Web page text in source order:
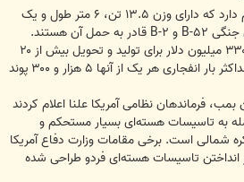
این بمب، بتن‌شکن (MOP) نام دارد که دارای وزن ۱۳.۵ تن، ۶ متر طول و یک
متر عرض است که هواپیماهای جنگی B-۵۲ و B-۲ قادر به حمل آن هستند.
طبق برخی گزارش‌ها، پنتاگون ۳۳۰ میلیون دلار برای تولید و تحویل بیش از ۲۰
بمب بتن شکن هزینه کرده و حداکثر بار انفجاری هر یک از آنها ۵ هزار و ۳۰۰ پوند
فرماندهان نظامی آمریکا علنا اعلام کردند
به تاسیسات هسته‌ای بسیار مستحکم و
شمالی است. برخی مقامات وزارت دفاع آمریکا
انداختن تاسیسات هسته‌ای فردو طراحی شده